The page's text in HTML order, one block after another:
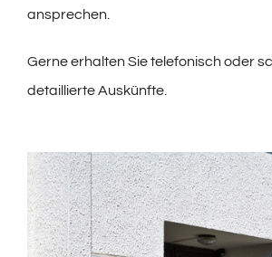
ansprechen.
Gerne erhalten Sie telefonisch oder
detaillierte Auskünfte.